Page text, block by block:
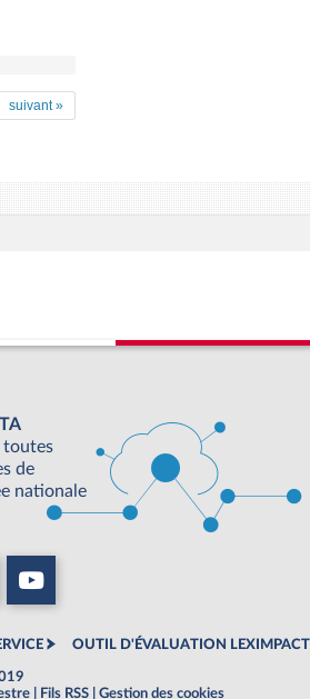
suivant »
toutes
de
nationale
OUTIL D'ÉVALUATION LEXIMPACT
Fils RSS Gestion des cookies